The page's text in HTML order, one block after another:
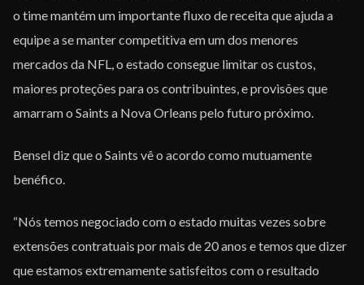
o time mantém um importante fluxo de receita que ajuda a
equipe a se manter competitiva em um dos menores
mercados da NFL, o estado consegue limitar os custos,
maiores proteções para os contribuintes, e provisões que
amarram o Saints a Nova Orleans pelo futuro próximo.
Bensel diz que o Saints vê o acordo como mutuamente
benéfico.
“Nós temos negociado com o estado muitas vezes sobre
extensões contratuais por mais de 20 anos e temos que dizer
que estamos extremamente satisfeitos com o resultado